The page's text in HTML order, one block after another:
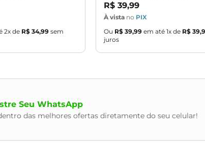
2x de R$ 34,99 sem
R$ 39,99
À vista no PIX
Ou R$ 39,99 em até 1x de R$ 39,
juros
Seu WhatsApp
das melhores ofertas diretamente do seu celular!